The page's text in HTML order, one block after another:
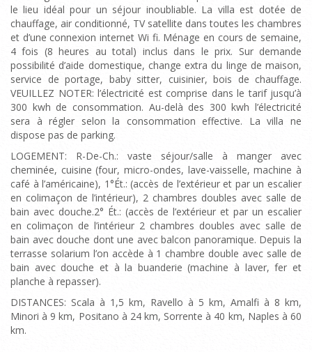
le lieu idéal pour un séjour inoubliable. La villa est dotée de
chauffage, air conditionné, TV satellite dans toutes les chambres
et d’une connexion internet Wi fi. Ménage en cours de semaine,
4 fois (8 heures au total) inclus dans le prix. Sur demande
possibilité d’aide domestique, change extra du linge de maison,
service de portage, baby sitter, cuisinier, bois de chauffage.
VEUILLEZ NOTER: l’électricité est comprise dans le tarif jusqu’à
300 kwh de consommation. Au-delà des 300 kwh l’électricité
sera à régler selon la consommation effective. La villa ne
dispose pas de parking.
LOGEMENT: R-De-Ch.: vaste séjour/salle à manger avec
cheminée, cuisine (four, micro-ondes, lave-vaisselle, machine à
café à l’américaine), 1°Ét.: (accès de l’extérieur et par un escalier
en colimaçon de l’intérieur), 2 chambres doubles avec salle de
bain avec douche.2° Ét.: (accès de l’extérieur et par un escalier
en colimaçon de l’intérieur 2 chambres doubles avec salle de
bain avec douche dont une avec balcon panoramique. Depuis la
terrasse solarium l’on accède à 1 chambre double avec salle de
bain avec douche et à la buanderie (machine à laver, fer et
planche à repasser).
DISTANCES: Scala à 1,5 km, Ravello à 5 km, Amalfi à 8 km,
Minori à 9 km, Positano à 24 km, Sorrente à 40 km, Naples à 60
km.